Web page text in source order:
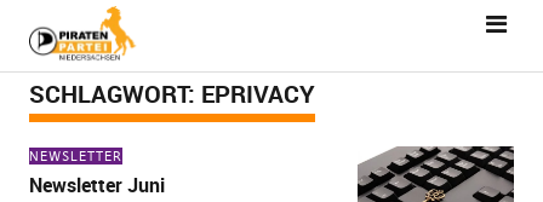
SCHLAGWORT: EPRIVACY
NEWSLETTER
Newsletter Juni